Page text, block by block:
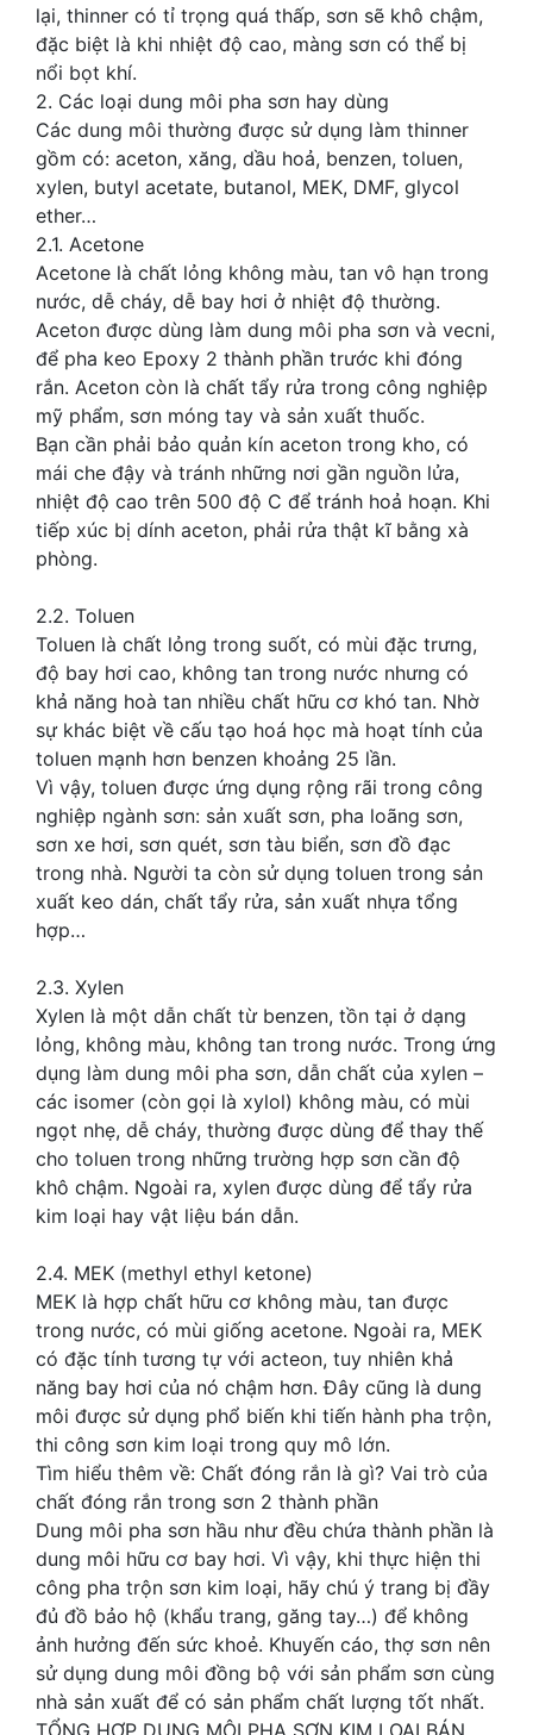
lại, thinner có tỉ trọng quá thấp, sơn sẽ khô chậm,
đặc biệt là khi nhiệt độ cao, màng sơn có thể bị
nổi bọt khí.
2. Các loại dung môi pha sơn hay dùng
Các dung môi thường được sử dụng làm thinner
gồm có: aceton, xăng, dầu hoả, benzen, toluen,
xylen, butyl acetate, butanol, MEK, DMF, glycol
ether…
2.1. Acetone
Acetone là chất lỏng không màu, tan vô hạn trong
nước, dễ cháy, dễ bay hơi ở nhiệt độ thường.
Aceton được dùng làm dung môi pha sơn và vecni,
để pha keo Epoxy 2 thành phần trước khi đóng
rắn. Aceton còn là chất tẩy rửa trong công nghiệp
mỹ phẩm, sơn móng tay và sản xuất thuốc.
Bạn cần phải bảo quản kín aceton trong kho, có
mái che đậy và tránh những nơi gần nguồn lửa,
nhiệt độ cao trên 500 độ C để tránh hoả hoạn. Khi
tiếp xúc bị dính aceton, phải rửa thật kĩ bằng xà
phòng.
2.2. Toluen
Toluen là chất lỏng trong suốt, có mùi đặc trưng,
độ bay hơi cao, không tan trong nước nhưng có
khả năng hoà tan nhiều chất hữu cơ khó tan. Nhờ
sự khác biệt về cấu tạo hoá học mà hoạt tính của
toluen mạnh hơn benzen khoảng 25 lần.
Vì vậy, toluen được ứng dụng rộng rãi trong công
nghiệp ngành sơn: sản xuất sơn, pha loãng sơn,
sơn xe hơi, sơn quét, sơn tàu biển, sơn đồ đạc
trong nhà. Người ta còn sử dụng toluen trong sản
xuất keo dán, chất tẩy rửa, sản xuất nhựa tổng
hợp…
2.3. Xylen
Xylen là một dẫn chất từ benzen, tồn tại ở dạng
lỏng, không màu, không tan trong nước. Trong ứng
dụng làm dung môi pha sơn, dẫn chất của xylen –
các isomer (còn gọi là xylol) không màu, có mùi
ngọt nhẹ, dễ cháy, thường được dùng để thay thế
cho toluen trong những trường hợp sơn cần độ
khô chậm. Ngoài ra, xylen được dùng để tẩy rửa
kim loại hay vật liệu bán dẫn.
2.4. MEK (methyl ethyl ketone)
MEK là hợp chất hữu cơ không màu, tan được
trong nước, có mùi giống acetone. Ngoài ra, MEK
có đặc tính tương tự với acteon, tuy nhiên khả
năng bay hơi của nó chậm hơn. Đây cũng là dung
môi được sử dụng phổ biến khi tiến hành pha trộn,
thi công sơn kim loại trong quy mô lớn.
Tìm hiểu thêm về: Chất đóng rắn là gì? Vai trò của
chất đóng rắn trong sơn 2 thành phần
Dung môi pha sơn hầu như đều chứa thành phần là
dung môi hữu cơ bay hơi. Vì vậy, khi thực hiện thi
công pha trộn sơn kim loại, hãy chú ý trang bị đầy
đủ đồ bảo hộ (khẩu trang, găng tay…) để không
ảnh hưởng đến sức khoẻ. Khuyến cáo, thợ sơn nên
sử dụng dung môi đồng bộ với sản phẩm sơn cùng
nhà sản xuất để có sản phẩm chất lượng tốt nhất.
TỔNG HỢP DUNG MÔI PHA SƠN KIM LOẠI BÁN